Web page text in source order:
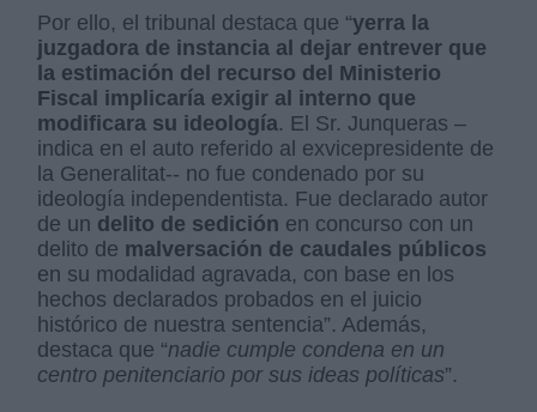
Por ello, el tribunal destaca que “yerra la
juzgadora de instancia al dejar entrever que
la estimación del recurso del Ministerio
Fiscal implicaría exigir al interno que
modificara su ideología. El Sr. Junqueras –
indica en el auto referido al exvicepresidente de
la Generalitat-- no fue condenado por su
ideología independentista. Fue declarado autor
de un delito de sedición en concurso con un
delito de malversación de caudales públicos
en su modalidad agravada, con base en los
hechos declarados probados en el juicio
histórico de nuestra sentencia”. Además,
destaca que “nadie cumple condena en un
centro penitenciario por sus ideas políticas”.